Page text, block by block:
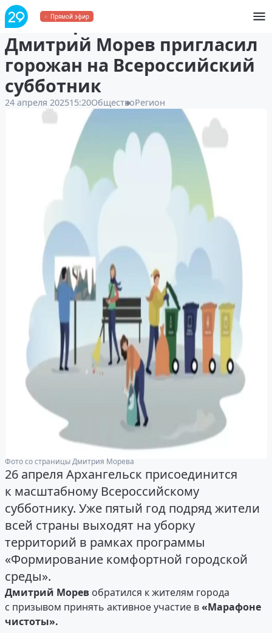
Прямой эфир
Глава Архангельска
Дмитрий Морев пригласил
горожан на Всероссийский
субботник
24 апреля 202515:20ОбществоРегион
Фото со страницы Дмитрия Морева
26 апреля Архангельск присоединится
к масштабному Всероссийскому
субботнику. Уже пятый год подряд жители
всей страны выходят на уборку
территорий в рамках программы
«Формирование комфортной городской
среды».
Дмитрий Морев обратился к жителям города
с призывом принять активное участие в«Марафоне
чистоты».